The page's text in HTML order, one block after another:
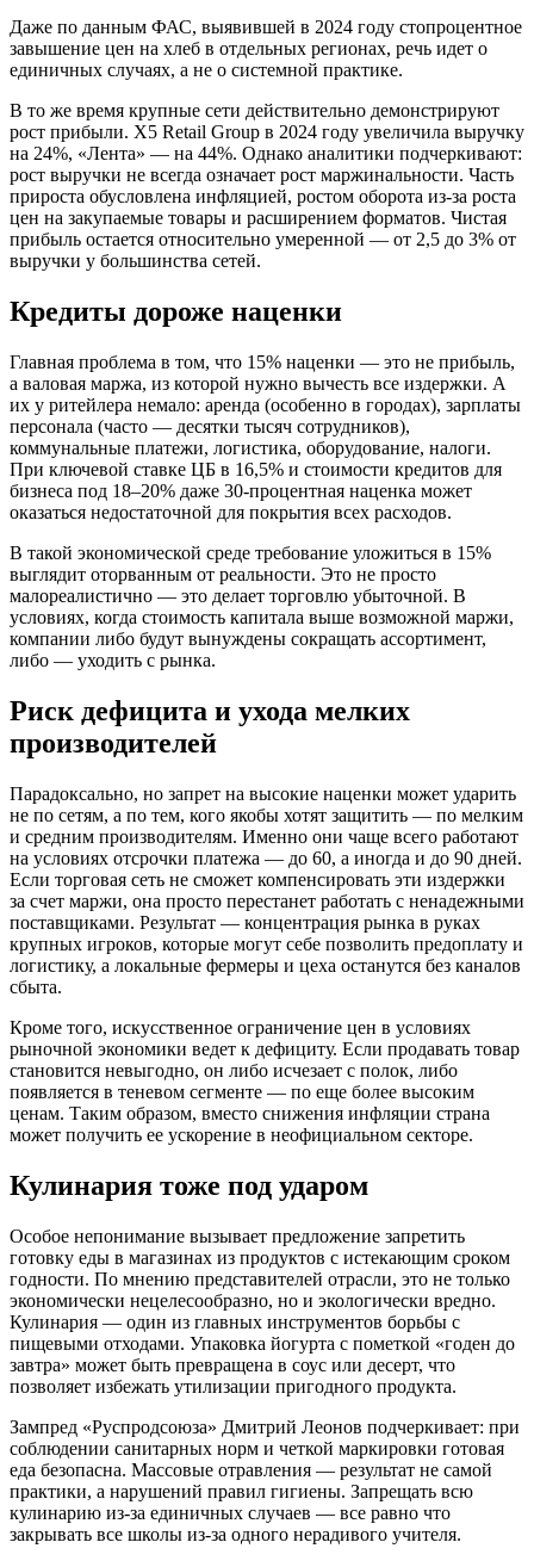
Даже по данным ФАС, выявившей в 2024 году стопроцентное
завышение цен на хлеб в отдельных регионах, речь идет о
единичных случаях, а не о системной практике.
В то же время крупные сети действительно демонстрируют
рост прибыли. X5 Retail Group в 2024 году увеличила выручку
на 24%, «Лента» — на 44%. Однако аналитики подчеркивают:
рост выручки не всегда означает рост маржинальности. Часть
прироста обусловлена инфляцией, ростом оборота из-за роста
цен на закупаемые товары и расширением форматов. Чистая
прибыль остается относительно умеренной — от 2,5 до 3% от
выручки у большинства сетей.
Кредиты дороже наценки
Главная проблема в том, что 15% наценки — это не прибыль,
а валовая маржа, из которой нужно вычесть все издержки. А
их у ритейлера немало: аренда (особенно в городах), зарплаты
персонала (часто — десятки тысяч сотрудников),
коммунальные платежи, логистика, оборудование, налоги.
При ключевой ставке ЦБ в 16,5% и стоимости кредитов для
бизнеса под 18–20% даже 30-процентная наценка может
оказаться недостаточной для покрытия всех расходов.
В такой экономической среде требование уложиться в 15%
выглядит оторванным от реальности. Это не просто
малореалистично — это делает торговлю убыточной. В
условиях, когда стоимость капитала выше возможной маржи,
компании либо будут вынуждены сокращать ассортимент,
либо — уходить с рынка.
Риск дефицита и ухода мелких
производителей
Парадоксально, но запрет на высокие наценки может ударить
не по сетям, а по тем, кого якобы хотят защитить — по мелким
и средним производителям. Именно они чаще всего работают
на условиях отсрочки платежа — до 60, а иногда и до 90 дней.
Если торговая сеть не сможет компенсировать эти издержки
за счет маржи, она просто перестанет работать с ненадежными
поставщиками. Результат — концентрация рынка в руках
крупных игроков, которые могут себе позволить предоплату и
логистику, а локальные фермеры и цеха останутся без каналов
сбыта.
Кроме того, искусственное ограничение цен в условиях
рыночной экономики ведет к дефициту. Если продавать товар
становится невыгодно, он либо исчезает с полок, либо
появляется в теневом сегменте — по еще более высоким
ценам. Таким образом, вместо снижения инфляции страна
может получить ее ускорение в неофициальном секторе.
Кулинария тоже под ударом
Особое непонимание вызывает предложение запретить
готовку еды в магазинах из продуктов с истекающим сроком
годности. По мнению представителей отрасли, это не только
экономически нецелесообразно, но и экологически вредно.
Кулинария — один из главных инструментов борьбы с
пищевыми отходами. Упаковка йогурта с пометкой «годен до
завтра» может быть превращена в соус или десерт, что
позволяет избежать утилизации пригодного продукта.
Зампред «Руспродсоюза» Дмитрий Леонов подчеркивает: при
соблюдении санитарных норм и четкой маркировки готовая
еда безопасна. Массовые отравления — результат не самой
практики, а нарушений правил гигиены. Запрещать всю
кулинарию из-за единичных случаев — все равно что
закрывать все школы из-за одного нерадивого учителя.